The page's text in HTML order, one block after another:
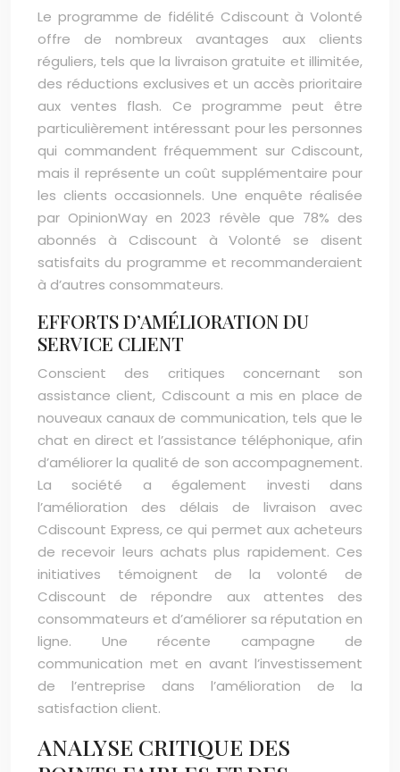
Le programme de fidélité Cdiscount à Volonté
offre de nombreux avantages aux clients
réguliers, tels que la livraison gratuite et illimitée,
des réductions exclusives et un accès prioritaire
aux ventes flash. Ce programme peut être
particulièrement intéressant pour les personnes
qui commandent fréquemment sur Cdiscount,
mais il représente un coût supplémentaire pour
les clients occasionnels. Une enquête réalisée
par OpinionWay en 2023 révèle que 78% des
abonnés à Cdiscount à Volonté se disent
satisfaits du programme et recommanderaient
à d’autres consommateurs.
EFFORTS D’AMÉLIORATION DU
SERVICE CLIENT
Conscient des critiques concernant son
assistance client, Cdiscount a mis en place de
nouveaux canaux de communication, tels que le
chat en direct et l’assistance téléphonique, afin
d’améliorer la qualité de son accompagnement.
La société a également investi dans
l’amélioration des délais de livraison avec
Cdiscount Express, ce qui permet aux acheteurs
de recevoir leurs achats plus rapidement. Ces
initiatives témoignent de la volonté de
Cdiscount de répondre aux attentes des
consommateurs et d’améliorer sa réputation en
ligne. Une récente campagne de
communication met en avant l’investissement
de l’entreprise dans l’amélioration de la
satisfaction client.
ANALYSE CRITIQUE DES